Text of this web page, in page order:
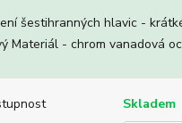
šestihranných hlavic -
Materiál - chrom vanadová
Skladem